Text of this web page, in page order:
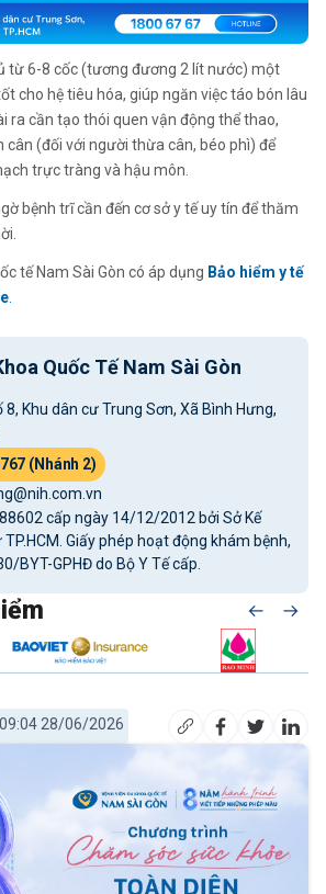
từ 6-8 cốc (tương đương 2 lít nước) một
cho hệ tiêu hóa, giúp ngăn việc táo bón lâu
ra cần tạo thói quen vận động thể thao,
cân (đối với người thừa cân, béo phì) để
trực tràng và hậu môn.
bệnh trĩ cần đến cơ sở y tế uy tín để thăm
tế Nam Sài Gòn có áp dụng Bảo hiểm y tế
.
Quốc Tế Nam Sài Gòn
Khu dân cư Trung Sơn, Xã Bình Hưng,
(Nhánh 2)
cấp ngày 14/12/2012 bởi Sở Kế
Giấy phép hoạt động khám bệnh,
BYT-GPHĐ do Bộ Y Tế cấp.
28/06/2026